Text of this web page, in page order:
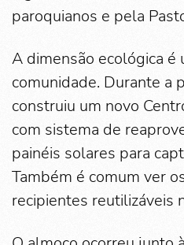
paroquianos e pela
A dimensão ecológica é
comunidade. Durante a
construiu um novo
com sistema de
painéis solares para
Também é comum ver
recipientes reutilizáveis